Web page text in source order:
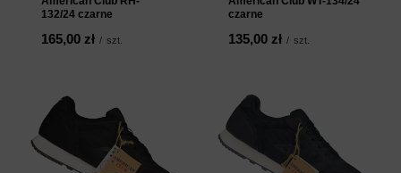
132/24 czarne
165,00 zł / szt.
czarne
135,00 zł / szt.